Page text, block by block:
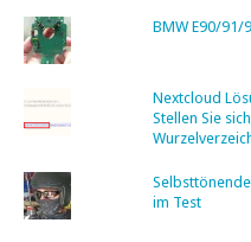
BMW E90/91/
Nextcloud
Stellen Sie
im Test